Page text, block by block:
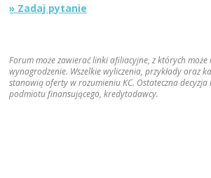
» Zadaj pytanie
Forum może zawierać linki afiliacyjne, z których
wynagrodzenie. Wszelkie wyliczenia, przykłady oraz
stanowią oferty w rozumieniu KC. Ostateczna
podmiotu finansującego, kredytodawcy.